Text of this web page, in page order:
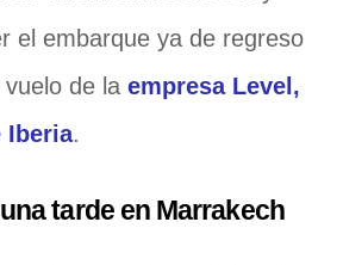
el embarque ya de regreso
vuelo de la empresa Level,
Iberia.
tarde en Marrakech